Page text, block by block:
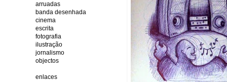
arruadas
banda desenhada
cinema
escrita
fotografia
ilustração
jornalismo
objectos
enlaces